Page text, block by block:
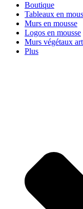
Boutique
Tableaux en
Murs en mousse
Logos en mousse
Murs végétaux
Plus